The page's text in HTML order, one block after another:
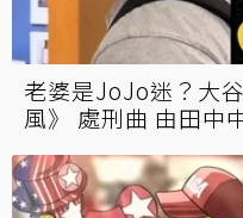
老婆是JoJo迷？大
風》 處刑曲 由田中